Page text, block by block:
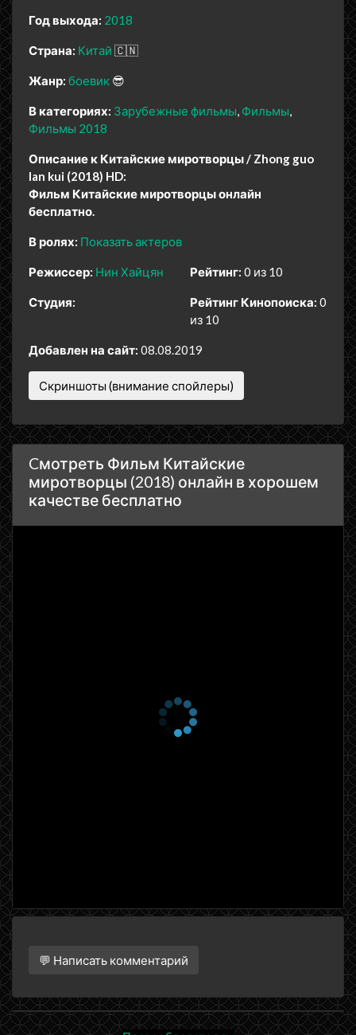
Год выхода: 2018
Страна: Китай 🇨🇳
Жанр: боевик 😎
В категориях: Зарубежные фильмы Фильмы
Фильмы 2018
Описание к Китайские миротворцы / Zhong guo
lan kui (2018) HD:
Фильм Китайские миротворцы онлайн
бесплатно.
В ролях: Показать актеров
Режиссер: Нин Хайцян
Студия:
Рейтинг: 0 из 10
Рейтинг Кинопоиска: 0
из 10
Добавлен на сайт: 08.08.2019
Скриншоты (внимание спойлеры)
Cмотреть Фильм Китайские
миротворцы (2018) онлайн в хорошем
качестве бесплатно
💬 Написать комментарий